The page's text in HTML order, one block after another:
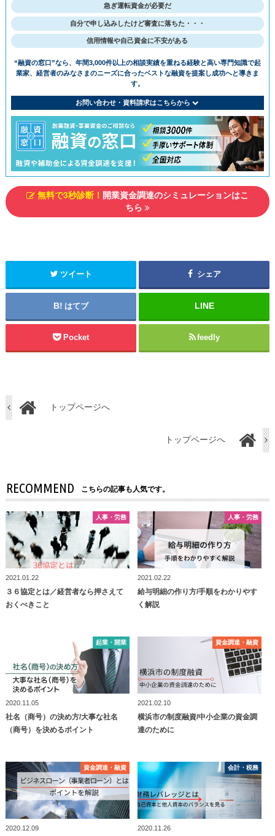
急ぎ運転資金が必要だ
⾃分で申し込みしたけど審査に落ちた・・・
信用情報や自己資金に不安がある
“融資の窓⼝”なら、年間3,000件以上の相談実績を重ねる経験と⾼い専⾨知識で起
業家、経営者のみなさまのニーズに合ったベストな融資を提案し成功へと導きま
す。
お問い合わせ・資料請求はこちらから
無料で3秒診断！ 開業資金調達のシミュレーションはこ
ちら
ツイート シェア
はてブ
Pocket feedly
トップページへ
トップページへ
RECOMMEND こちらの記事も人気です。
⼈事・労務
⼈事・労務
2021.01.22
３６協定とは／経営者なら押さえて
おくべきこと
⼈事・労務
⼈事・労務
2021.02.22
給与明細の作り方/手順をわかりやす
く解説
起業・開業
起業・開業
2020.11.05
社名（商号）の決め方/大事な社名
（商号）を決めるポイント
資⾦調達・融資
資⾦調達・融資
2021.02.10
横浜市の制度融資/中小企業の資金調
達のために
資⾦調達・融資
資⾦調達・融資
2020.12.09
会計・税務
会計・税務
2020.11.26